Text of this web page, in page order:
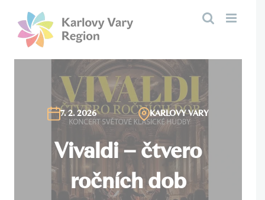
obsah
7. 2. 2026 KARLOVY VARY
Vivaldi – čtvero
ročních dob